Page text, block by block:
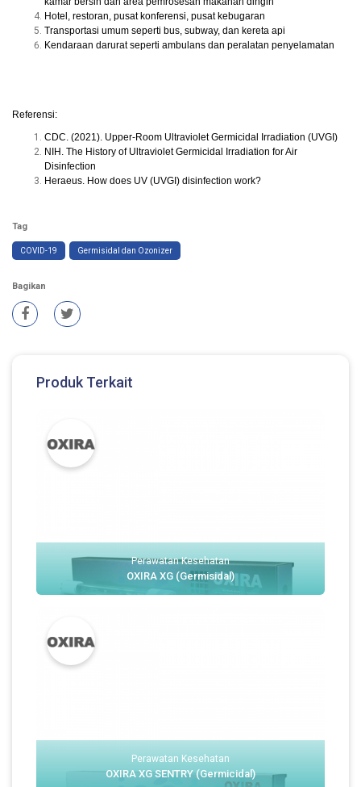
Hotel, restoran, pusat konferensi, pusat kebugaran
Transportasi umum seperti bus, subway, dan kereta api
Kendaraan darurat seperti ambulans dan peralatan penyelamatan
Referensi:
CDC. (2021). Upper-Room Ultraviolet Germicidal Irradiation (UVGI)
NIH. The History of Ultraviolet Germicidal Irradiation for Air
Disinfection
Heraeus. How does UV (UVGI) disinfection work?
Tag
COVID-19 Germisidal dan Ozonizer
Bagikan
Produk Terkait
Perawatan Kesehatan
OXIRA XG (Germisidal)
Perawatan Kesehatan
OXIRA XG SENTRY (Germicidal)